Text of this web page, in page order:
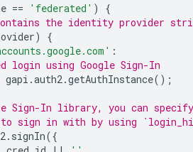
== 'federated' )
{
the identity provider
)
{
:
login using Google Sign-In
gapi .auth2 .getAuthInstance();
Sign-In library, you can
sign in with by using
. signIn({